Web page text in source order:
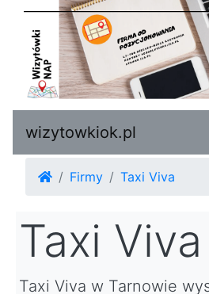
wizytowkiok.pl
Firmy Taxi Viva
Taxi Viva
Taxi Viva w Tarnowie